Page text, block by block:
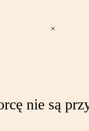
nie są